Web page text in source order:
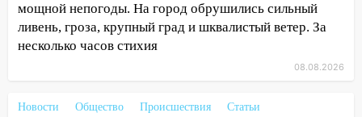
17:23 Прогноз погоды в Ульяновской
области на 8 августа
новых аппаратов ИВЛ
мощной непогоды. На город обрушились сильный
ливень, гроза, крупный град и шквалистый ветер. За
несколько часов стихия
08.08.2026
Новости Общество Происшествия
Статьи